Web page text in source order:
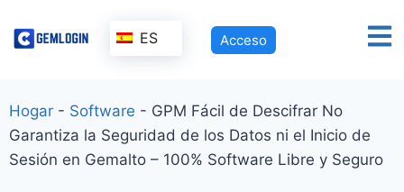
ES Acceso
Hogar - Software - GPM Fácil de Descifrar No
Garantiza la Seguridad de los Datos ni el Inicio de
Sesión en Gemalto – 100% Software Libre y Seguro